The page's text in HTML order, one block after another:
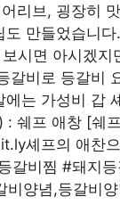
리브, 굉장히
만들었습니
시면 아시겠지
갈비로 등갈비
는 가성비 갑
쉐프 애창 [쉐
셰프의 애찬
갈비찜 #돼지
양념,등갈비